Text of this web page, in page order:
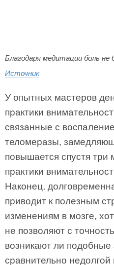
Благодаря медитации боль
Источник
У опытных мастеров
практики
связанные с
теломеразы,
повышается спустя три
практики
Наконец,
приводит к полезным
изменениям в мозге,
не позволяют с
возникают ли
сравнительно недолгой